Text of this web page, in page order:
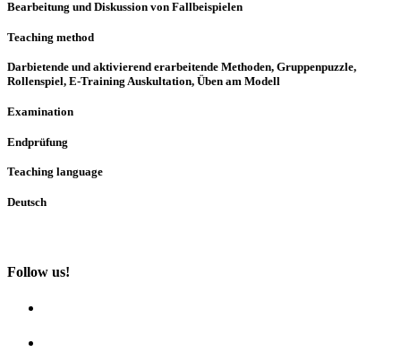
Bearbeitung und Diskussion von Fallbeispielen
Teaching method
Darbietende und aktivierend erarbeitende Methoden, Gruppenpuzzle,
Rollenspiel, E-Training Auskultation, Üben am Modell
Examination
Endprüfung
Teaching language
Deutsch
Follow us!